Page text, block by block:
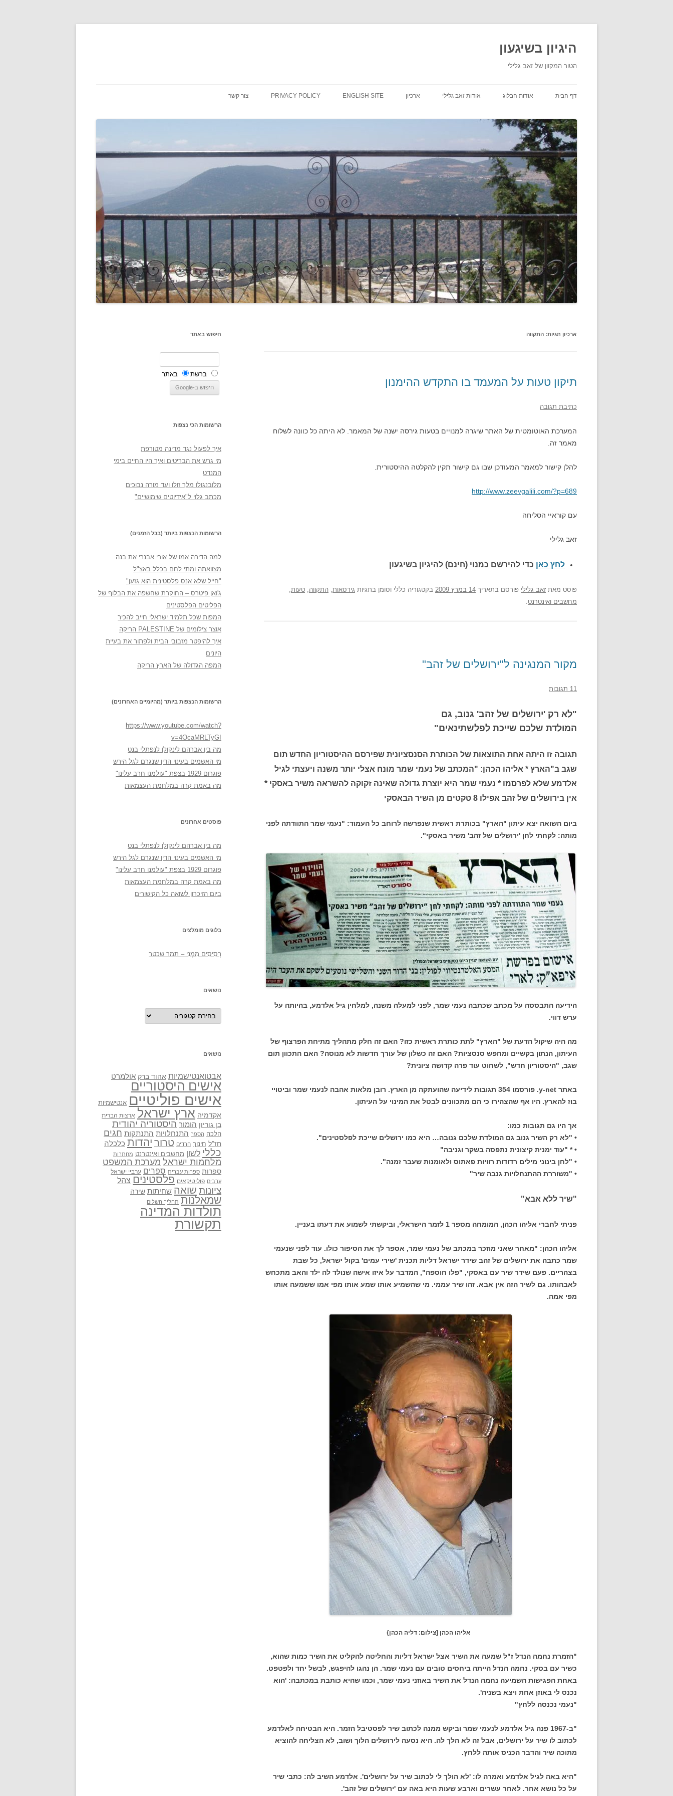
היגיון בשיגעון
הטור המקוון של זאב גלילי
דף הבית אודות הבלוג אודות זאב גלילי ארכיון ENGLISH SITE
PRIVACY POLICY צור קשר
ארכיון תגיות: התקווה
תיקון טעות על המעמד בו התקדש ההימנון
כתיבת תגובה
המערכת האוטומטית של האתר שיגרה למנויים בטעות גירסה ישנה של המאמר. לא היתה כל כוונה לשלוח
מאמר זה.
להלן קישור למאמר המעודכן שבו גם קישור תקין להקלטה ההיסטורית.
http://www.zeevgalili.com/?p=689
עם קוראיי הסליחה
זאב גלילי
לחץ כאן כדי להירשם כמנוי (חינם) להיגיון בשיגעון
פוסט מאת זאב גלילי פורסם בתאריך 14 במרץ 2009 בקטגוריה כללי וסומן בתגיות גירסאות, התקווה, טעות,
מחשבים ואינטרנט.
מקור המנגינה ל"ירושלים של זהב"
11 תגובות
"לא רק 'ירושלים של זהב' גנוב, גם
המולדת שלכם שייכת לפלשתינאים"
תגובה זו היתה אחת התוצאות של הכותרת הסנסציונית שפירסם ההיסטוריון החדש תום
שגב ב"הארץ * אליהו הכהן: "המכתב של נעמי שמר מונח אצלי יותר משנה ויעצתי לגיל
אלדמע שלא לפרסמו * נעמי שמר היא יוצרת גדולה שאינה זקוקה להשראה משיר באסקי *
אין בירושלים של זהב אפילו 8 טקטים מן השיר הבאסקי
ביום השואה יצא עיתון "הארץ" בכותרת ראשית שנפרשה לרוחב כל העמוד: "נעמי שמר התוודתה לפני
מותה: לקחתי לחן 'ירושלים של זהב' משיר באסקי".
הידיעה התבססה על מכתב שכתבה נעמי שמר, לפני למעלה משנה, למלחין גיל אלדמע, בהיותה על
ערש דווי.
מה היה שיקול הדעת של "הארץ" לתת כותרת ראשית כזו? האם זה חלק מתהליך מתיחת הפרצוף של
העיתון, הנתון בקשיים ומחפש סנסציות? האם זה כשלון של עורך חדשות לא מנוסה? האם התכוון תום
שגב, "היסטוריון חדש", לשחוט עוד פרה קדושה ציונית?
באתר y-net. פורסמו 354 תגובות לידיעה שהועתקה מן הארץ. רובן מלאות אהבה לנעמי שמר וביטויי
בוז להארץ. היו אף שהצהירו כי הם מתכוונים לבטל את המינוי על העיתון.
אך היו גם תגובות כמו:
• "לא רק השיר גנוב גם המולדת שלכם גנובה… היא כמו ירושלים שייכת לפלסטינים".
• * "עוד ימנית קיצונית נתפסה בשקר וגניבה"
• "לחן בינוני מילים רדודות רוויות פאתוס ולאומנות שעבר זמנה".
• "משוררת ההתנחלויות גנבה שיר"
"שיר ללא אבא"
פניתי לחברי אליהו הכהן, המומחה מספר 1 לזמר הישראלי, וביקשתי לשמוע את דעתו בעניין.
אליהו הכהן: "מאחר שאני מוזכר במכתב של נעמי שמר, אספר לך את הסיפור כולו. עוד לפני שנעמי
שמר כתבה את ירושלים של זהב שידר ישראל דליות תכנית 'שירי עמים' בקול ישראל, כל שבת
בצהריים. פעם שידר שיר עם באסקי, "פלו חוספה", המדבר על איזו אישה שנולד לה ילד והאב מתכחש
לאבהותו. גם לשיר הזה אין אבא. זהו שיר עממי. מי שהשמיע אותו שמע אותו מפי אמו ששמעה אותו
מפי אמה.
אליהו הכהן [צילום: דליה הכהן}
"הזמרת נחמה הנדל ז"ל שמעה את השיר אצל ישראל דליות והחליטה להקליט את השיר כמות שהוא,
כשיר עם בסקי. נחמה הנדל הייתה ביחסים טובים עם נעמי שמר. הן נהגו להיפגש, לבשל יחד ולפטפט.
באחת הפגישות השמיעה נחמה הנדל את השיר באוזני נעמי שמר, וכמו שהיא כותבת במכתבה: 'הוא
נכנס לי באוזן אחת ויצא בשניה'.
"נעמי נכנסה ללחץ"
"ב-1967 פנה גיל אלדמע לנעמי שמר וביקש ממנה לכתוב שיר לפסטיבל הזמר. היא הבטיחה לאלדמע
לכתוב לו שיר על ירושלים, אבל זה לא הלך לה. היא נסעה לירושלים הלוך ושוב, לא הצליחה להוציא
מתוכה שיר והדבר הכניס אותה ללחץ.
"היא באה לגיל אלדמע ואמרה לו: 'לא הולך לי לכתוב שיר על ירושלים'. אלדמע השיב לה: כתבי שיר
על כל נושא אחר. לאחר עשרים וארבע שעות היא באה עם 'ירושלים של זהב'.
חיפוש באתר
ברשת באתר
הרשומות הכי נצפות
איך לפעול נגד מדינה מטורפת
מי גרש את הבריטים ואיך היו החיים בימי
המנדט
מלובנגולו מלך זולו ועד מורה נבוכים
מכתב גלוי ל"אידיוטים שימושיים"
הרשומות הנצפות ביותר (בכל הזמנים)
למה הדירה אמו של אורי אבנרי את בנה
מצוואתה ומתי לחם בכלל באצ"ל
"חייל שלא אנס פלסטינית הוא גזען"
ג'ואן פיטרס – החוקרת שחשפה את הבלוף של
הפליטים הפלסטינים
המפות שכל תלמיד ישראלי חייב להכיר
אוצר צילומים של PALESTINE הריקה
איך להיפטר מזבובי הבית ולפתור את בעיית
היונים
המפה הגדולה של הארץ הריקה
הרשומות הנצפות ביותר (מהיומיים האחרונים)
https://www.youtube.com/watch?
v=4OcaMRLTyGI
מה בין אברהם לינקולן לנפתלי בנט
מי האשמים בעינוי הדין שנגרם לגל הירש
פוגרום 1929 בצפת "עולמנו חרב עלינו"
מה באמת קרה במלחמת העצמאות
פוסטים אחרונים
מה בין אברהם לינקולן לנפתלי בנט
מי האשמים בעינוי הדין שנגרם לגל הירש
פוגרום 1929 בצפת "עולמנו חרב עלינו"
מה באמת קרה במלחמת העצמאות
ביום הזיכרון לשואה כל הקישורים
בלוגים מומלצים
רְסִיסִים מִמֶנִי – תמר שכטר
נושאים
נושאים
נושאים
אבטואנטישמיות אהוד ברק אולמרט
אישים היסטוריים
אישים פוליטיים אנטישמיות
אקדמיה ארץ ישראל ארצות הברית
בן גוריון הומור היסטוריה יהודית
הלכה הספר התנחלויות התנתקות חגים
חז"ל חינוך חרדים טרור יהדות כלכלה
כללי לשון מחשבים ואינטרנט מחתרות
מלחמות ישראל מערכת המשפט
ספרות ספרות עברית ספרים ערביי ישראל
ערבים פוליטיקאים פלסטינים צהל
ציונות שואה שחיתות שירה
שמאלנות תהליך השלום
תולדות המדינה
תקשורת